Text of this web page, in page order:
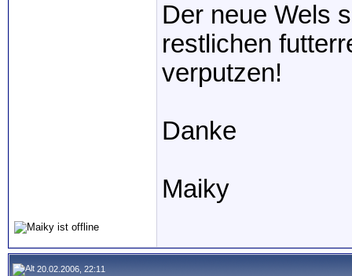
Der neue Wels
restlichen
verputzen!
Danke
Maiky
20.02.2006, 22:11